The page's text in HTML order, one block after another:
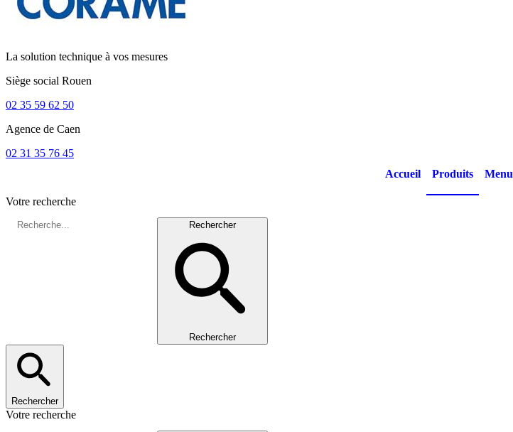
La solution technique à vos mesures
Siège social Rouen
02 35 59 62 50
Agence de Caen
02 31 35 76 45
Accueil
Produits Menu
Votre recherche
Rechercher
Rechercher
Rechercher
Votre recherche